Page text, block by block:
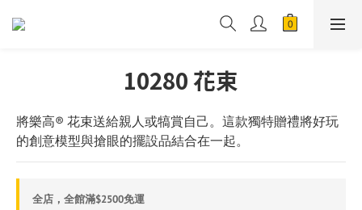
10280 花束
將樂高® 花束送給親人或犒賞自己。這款獨特贈禮將好玩
的創意模型與搶眼的擺設品結合在一起。
全店，全館滿$2500免運